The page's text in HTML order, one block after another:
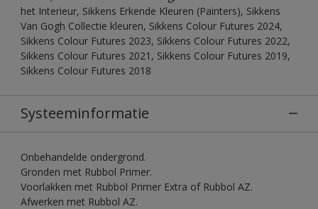
het Interieur, Sikkens Erkende Kleuren (Painters), Sikkens
Van Gogh Collectie kleuren, Sikkens Colour Futures 2024,
Sikkens Colour Futures 2023, Sikkens Colour Futures 2022,
Sikkens Colour Futures 2021, Sikkens Colour Futures 2019,
Sikkens Colour Futures 2018
Systeeminformatie
Onbehandelde ondergrond.
Gronden met Rubbol Primer.
Voorlakken met Rubbol Primer Extra of Rubbol AZ.
Afwerken met Rubbol AZ.